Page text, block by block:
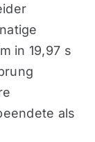
in 19,97 s
als